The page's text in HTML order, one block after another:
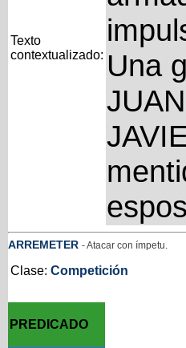
Texto
contextualizado: Una
ARREMETER - Atacar con ímpetu.
Clase: Competición
PREDICADO